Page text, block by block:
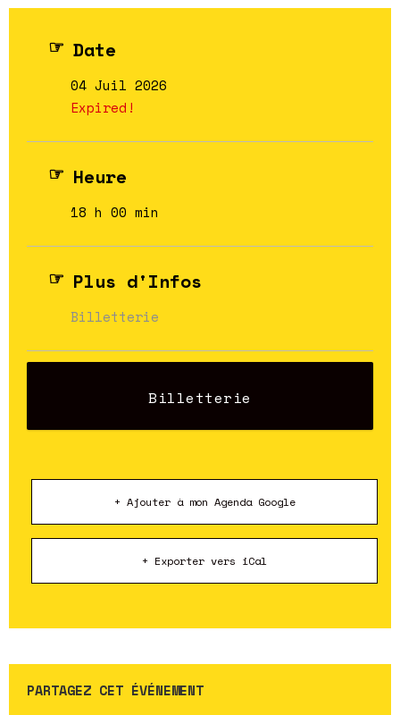
Date
04 Juil 2026
Expired!
Heure
18 h 00 min
Plus d'Infos
Billetterie
Billetterie
+ Ajouter à mon Agenda Google
+ Exporter vers iCal
PARTAGEZ CET ÉVÉNEMENT